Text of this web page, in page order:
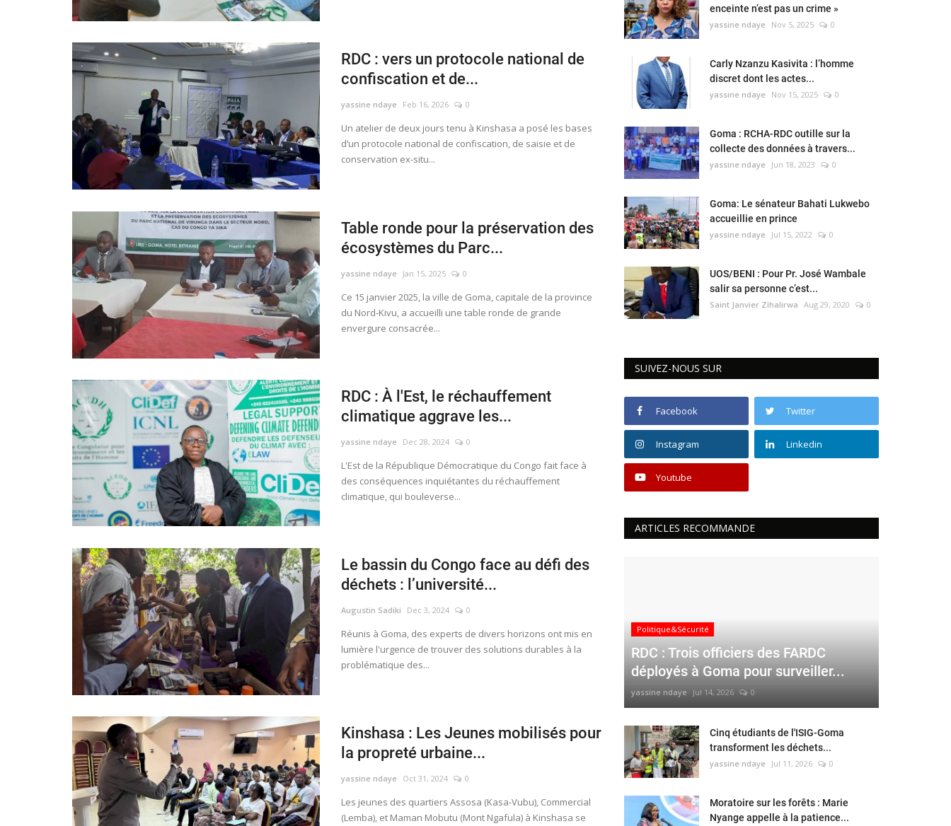
RDC : vers un protocole national de
confiscation et de...
yassine ndaye Feb 16, 2026 0
Un atelier de deux jours tenu à Kinshasa a posé les bases
d’un protocole national de confiscation, de saisie et de
conservation ex-situ...
Table ronde pour la préservation des
écosystèmes du Parc...
yassine ndaye Jan 15, 2025 0
Ce 15 janvier 2025, la ville de Goma, capitale de la province
du Nord-Kivu, a accueilli une table ronde de grande
envergure consacrée...
RDC : À l'Est, le réchauffement
climatique aggrave les...
yassine ndaye Dec 28, 2024 0
L'Est de la République Démocratique du Congo fait face à
des conséquences inquiétantes du réchauffement
climatique, qui bouleverse...
Le bassin du Congo face au défi des
déchets : l’université...
Augustin Sadiki Dec 3, 2024 0
Réunis à Goma, des experts de divers horizons ont mis en
lumière l'urgence de trouver des solutions durables à la
problématique des...
Kinshasa : Les Jeunes mobilisés pour
la propreté urbaine...
yassine ndaye Oct 31, 2024 0
Les jeunes des quartiers Assosa (Kasa-Vubu), Commercial
(Lemba), et Maman Mobutu (Mont Ngafula) à Kinshasa se
enceinte n’est pas un crime »
yassine ndaye Nov 5, 2025 0
Carly Nzanzu Kasivita : l’homme
discret dont les actes...
yassine ndaye Nov 15, 2025 0
Goma : RCHA-RDC outille sur la
collecte des données à travers...
yassine ndaye Jun 18, 2023 0
Goma: Le sénateur Bahati Lukwebo
accueillie en prince
yassine ndaye Jul 15, 2022 0
UOS/BENI : Pour Pr. José Wambale
salir sa personne c’est...
Saint Janvier Zihalirwa Aug 29, 2020 0
SUIVEZ-NOUS SUR
Facebook Twitter
Instagram Linkedin
Youtube
ARTICLES RECOMMANDE
Politique&Sécurité
RDC : Trois officiers des FARDC
déployés à Goma pour surveiller...
yassine ndaye Jul 14, 2026 0
Cinq étudiants de l'ISIG-Goma
transforment les déchets...
yassine ndaye Jul 11, 2026 0
Moratoire sur les forêts : Marie
Nyange appelle à la patience...